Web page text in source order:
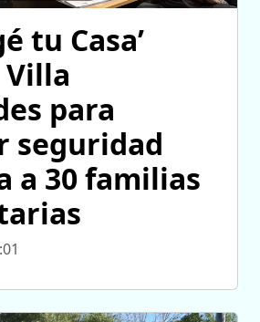
tu Casa’
para
seguridad
a 30 familias